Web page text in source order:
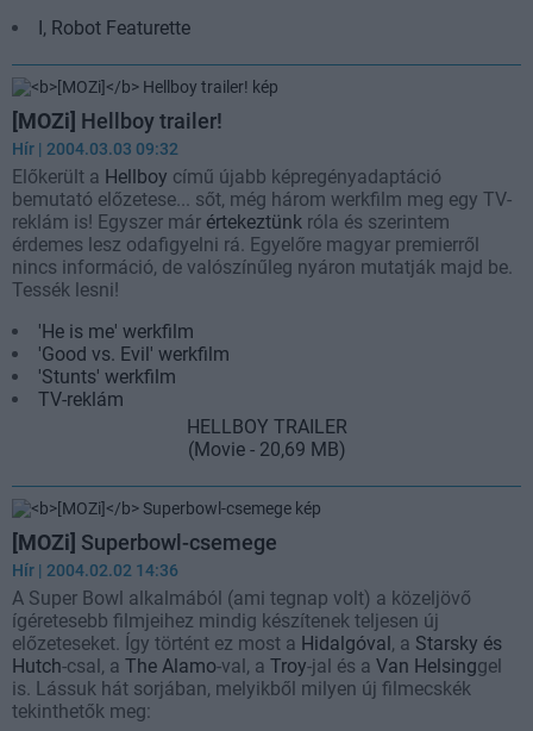
I, Robot Featurette
[MOZi] Hellboy trailer!
Hír | 2004.03.03 09:32
Előkerült a Hellboy című újabb képregényadaptáció
bemutató előzetese... sőt, még három werkfilm meg egy TV-
reklám is! Egyszer már értekeztünk róla és szerintem
érdemes lesz odafigyelni rá. Egyelőre magyar premierről
nincs információ, de valószínűleg nyáron mutatják majd be.
Tessék lesni!
'He is me' werkfilm
'Good vs. Evil' werkfilm
'Stunts' werkfilm
TV-reklám
HELLBOY TRAILER
(Movie - 20,69 MB)
[MOZi] Superbowl-csemege
Hír | 2004.02.02 14:36
A Super Bowl alkalmából (ami tegnap volt) a közeljövő
ígéretesebb filmjeihez mindig készítenek teljesen új
előzeteseket. Így történt ez most a Hidalgóval , a Starsky és
Hutch-csal, a The Alamo-val, a Troy-jal és a Van Helsinggel
is. Lássuk hát sorjában, melyikből milyen új filmecskék
tekinthetők meg: